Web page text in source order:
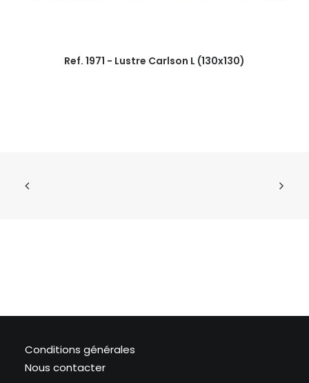
Ref. 1971 - Lustre Carlson L (130x130)
Conditions générales
Nous contacter